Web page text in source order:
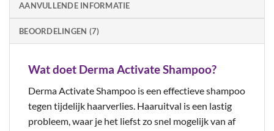
AANVULLENDE INFORMATIE
BEOORDELINGEN (7)
Wat doet Derma Activate Shampoo?
Derma Activate Shampoo is een effectieve shampoo
tegen tijdelijk haarverlies. Haaruitval is een lastig
probleem, waar je het liefst zo snel mogelijk van af